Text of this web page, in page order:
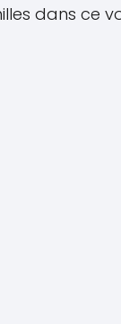
dans ce